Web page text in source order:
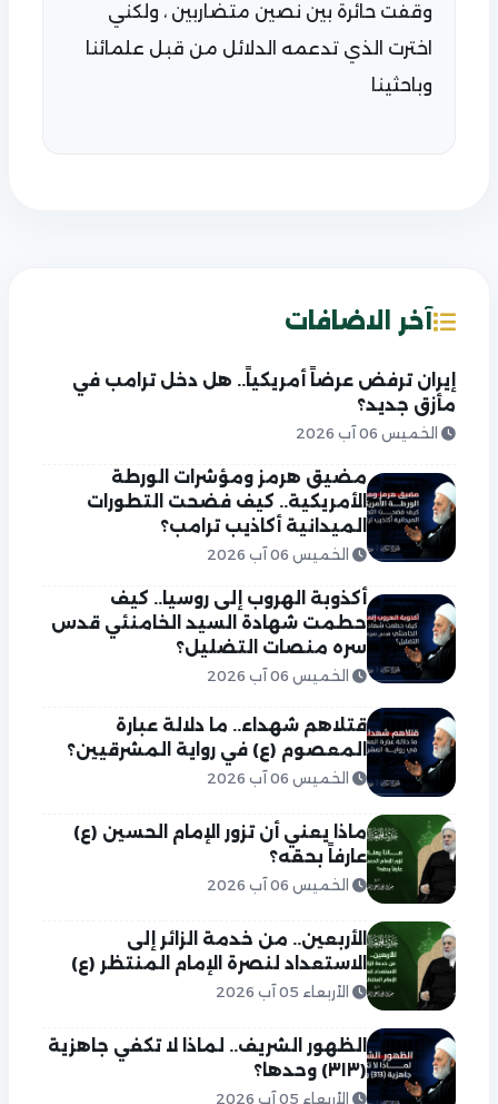
وقفت حائرة بين نصين متضاربين ، ولكني
اخترت الذي تدعمه الدلائل من قبل علمائنا
وباحثينا
آخر الاضافات
إيران ترفض عرضاً أمريكياً.. هل دخل ترامب في
مأزق جديد؟
الخميس 06 آب 2026
مضيق هرمز ومؤشرات الورطة
الأمريكية.. كيف فضحت التطورات
الميدانية أكاذيب ترامب؟
الخميس 06 آب 2026
أكذوبة الهروب إلى روسيا.. كيف
حطمت شهادة السيد الخامنئي قدس
سره منصات التضليل؟
الخميس 06 آب 2026
قتلاهم شهداء.. ما دلالة عبارة
المعصوم (ع) في رواية المشرقيين؟
الخميس 06 آب 2026
ماذا يعني أن تزور الإمام الحسين (ع)
عارفاً بحقه؟
الخميس 06 آب 2026
الأربعين.. من خدمة الزائر إلى
الاستعداد لنصرة الإمام المنتظر (ع)
الأربعاء 05 آب 2026
الظهور الشريف.. لماذا لا تكفي جاهزية
(٣١٣) وحدها؟
الأربعاء 05 آب 2026